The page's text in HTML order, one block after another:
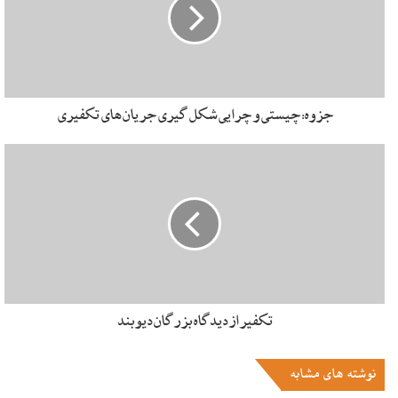
بینیم. بنابراین در طول این یک قرن و نیمی که از استقلال کشور
افغانستان گذشته همچنان با مشکل ناامنی مواجه هستیم و این
این شرایط ما را به زمان اشغال افغانستان توسط شوروی سابق می
رساند و بعد حمله طالبان و بعد حمله متفقین به رهبری آمریکا و
نکته دیگر اینکه ما الآن در افغانستان چیزی به عنوان ملت
افغانستان؛ یعنی ملتی که هویت واحد داشته باشند، نداریم
جغرافیایی زندگی می کنیم، اما منطقه جغرافیایی به تنهایی برای
ملت سازی کافی نیست. برای ملت سازی علاوه بر اینکه ما در یک
عنوان یک ملت داشته باشیم.
جزوه: چیستی و چرایی شکل گیری جریان های تکفیری
تکفیر از دیدگاه بزرگان دیوبند
نوشته های مشابه